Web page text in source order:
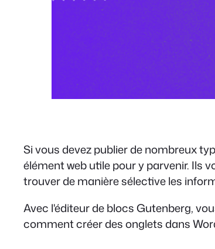
Si vous devez publier de nombreux
élément web utile pour y parvenir. Ils
trouver de manière sélective les
Avec l'éditeur de blocs Gutenberg,
comment créer des onglets dans